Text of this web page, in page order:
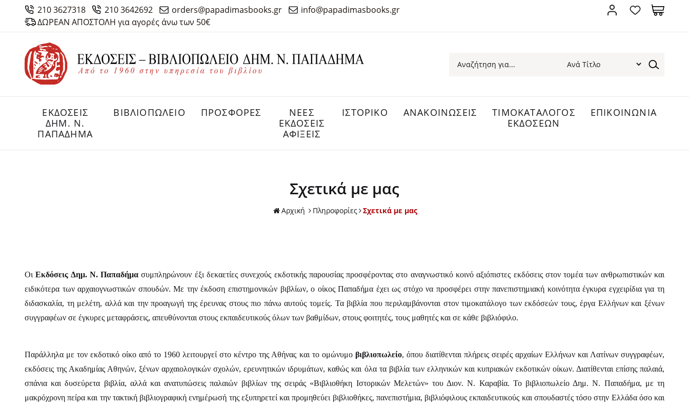
210 3627318 210 3642692 orders@papadimasbooks.gr
info@papadimasbooks.gr
ΔΩΡΕΑΝ ΑΠΟΣΤΟΛΗ για αγορές άνω των 50€
ΕΚΔΟΣΕΙΣ
ΔHM. Ν.
ΠΑΠΑΔΗΜΑ
ΒΙΒΛΙΟΠΩΛΕΙΟ ΠΡΟΣΦΟΡΕΣ
ΝΕΕΣ
ΕΚΔΟΣΕΙΣ
ΑΦΙΞΕΙΣ
ΙΣΤΟΡΙΚΟ ΑΝΑΚΟΙΝΩΣΕΙΣ
ΤΙΜΟΚΑΤΑΛΟΓΟΣ
ΕΚΔΟΣΕΩΝ
ΕΠΙΚΟΙΝΩΝΙΑ
Σχετικά με μας
Αρχική Πληροφορίες Σχετικά με μας
ΟιΕκδόσεις Δημ. Ν. Παπαδήμα συμπληρώνουν έξι δεκαετίες συνεχούς εκδοτικής παρουσίας προσφέροντας στο αναγνωστικό κοινό αξιόπιστες εκδόσεις στον τομέα των ανθρωπιστικών και
ειδικότερα των αρχαιογνωστικών σπουδών. Με την έκδοση επιστημονικών βιβλίων, ο οίκος Παπαδήμα έχει ως στόχο να προσφέρει στην πανεπιστημιακή κοινότητα έγκυρα εγχειρίδια για τη
διδασκαλία, τη μελέτη, αλλά και την προαγωγή της έρευνας στους πιο πάνω αυτούς τομείς. Τα βιβλία που περιλαμβάνονται στον τιμοκατάλογο των εκδόσεών τους, έργα Ελλήνων και ξένων
συγγραφέων σε έγκυρες μεταφράσεις, απευθύνονται στους εκπαιδευτικούς όλων των βαθμίδων, στους φοιτητές, τους μαθητές και σε κάθε βιβλιόφιλο.
Παράλληλα με τον εκδοτικό οίκο από το 1960 λειτουργεί στο κέντρο της Αθήνας και το ομώνυμο βιβλιοπωλείο, όπου διατίθενται πλήρεις σειρές αρχαίων Ελλήνων και Λατίνων συγγραφέων,
εκδόσεις της Ακαδημίας Αθηνών, ξένων αρχαιολογικών σχολών, ερευνητικών ιδρυμάτων, καθώς και όλα τα βιβλία των ελληνικών και κυπριακών εκδοτικών οίκων. Διατίθενται επίσης παλαιά,
σπάνια και δυσεύρετα βιβλία, αλλά και ανατυπώσεις παλαιών βιβλίων της σειράς «Βιβλιοθήκη Ιστορικών Μελετών» του Διον. Ν. Καραβία. Το βιβλιοπωλείο Δημ. Ν. Παπαδήμα, με τη
μακρόχρονη πείρα και την τακτική βιβλιογραφική ενημέρωσή της εξυπηρετεί και προμηθεύει βιβλιοθήκες, πανεπιστήμια, βιβλιόφιλους εκπαιδευτικούς και σπουδαστές τόσο στην Ελλάδα όσο και